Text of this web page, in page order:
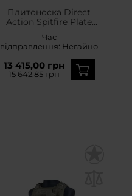
Плитоноска Direct
Action Spitfire Plate
BadLands
Час
відправлення: Негайно
13 415,00 грн
15 642,85 грн